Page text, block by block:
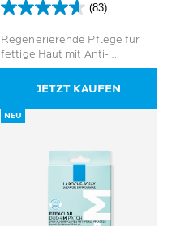
(83)
4.6
5
Sternen.
Bewertungen
Regenerierende Pflege für
fettige Haut mit Anti-
Oxidations-, Anti-Mitesser-
und Anti-Sebum-Wirkung für
JETZT KAUFEN
NEU